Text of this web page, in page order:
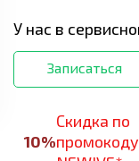
У нас в
Записаться
10%
Скидка по
промокоду